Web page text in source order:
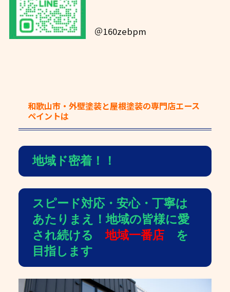
＠160zebpm
和歌山市・外壁塗装と屋根塗装の専門店エース
ペイントは
地域ド密着！！
スピード対応・安心・丁寧は
あたりまえ！地域の皆様に愛
され続ける地域一番店を
目指します